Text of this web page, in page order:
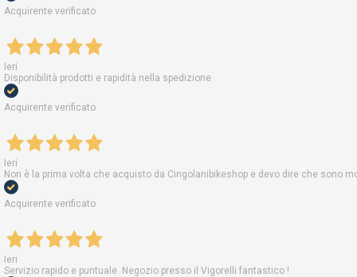
Acquirente verificato
Ieri
Disponibilità prodotti e rapidità nella spedizione
Acquirente verificato
Ieri
Non è la prima volta che acquisto da Cingolanibikeshop e devo dire che sono
Acquirente verificato
Ieri
Servizio rapido e puntuale. Negozio presso il Vigorelli fantastico !